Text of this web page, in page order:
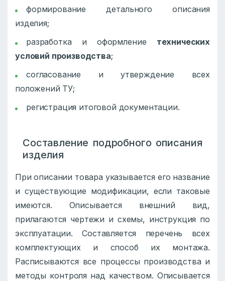
формирование детального описания
изделия;
разработка и оформление технических
условий производства;
согласование и утверждение всех
положений ТУ;
регистрация итоговой документации.
Составление подробного описания
изделия
При описании товара указывается его название
и существующие модификации, если таковые
имеются. Описывается внешний вид,
прилагаются чертежи и схемы, инструкция по
эксплуатации. Составляется перечень всех
комплектующих и способ их монтажа.
Расписываются все процессы производства и
методы контроля над качеством. Описывается